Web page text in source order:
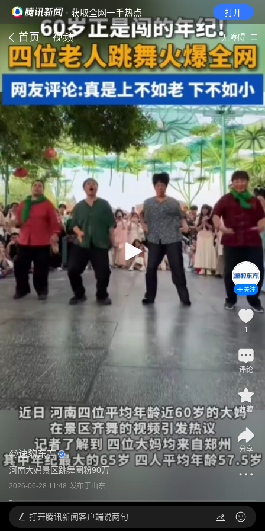
· 获取全网一手热点 打开
首页 视频 无障碍
@速豹东方
河南大妈景区跳舞圈粉90万
2026-06-28 11:48 发布于山东
关注
1
评论
收藏
分享
打开腾讯新闻客户端说两句